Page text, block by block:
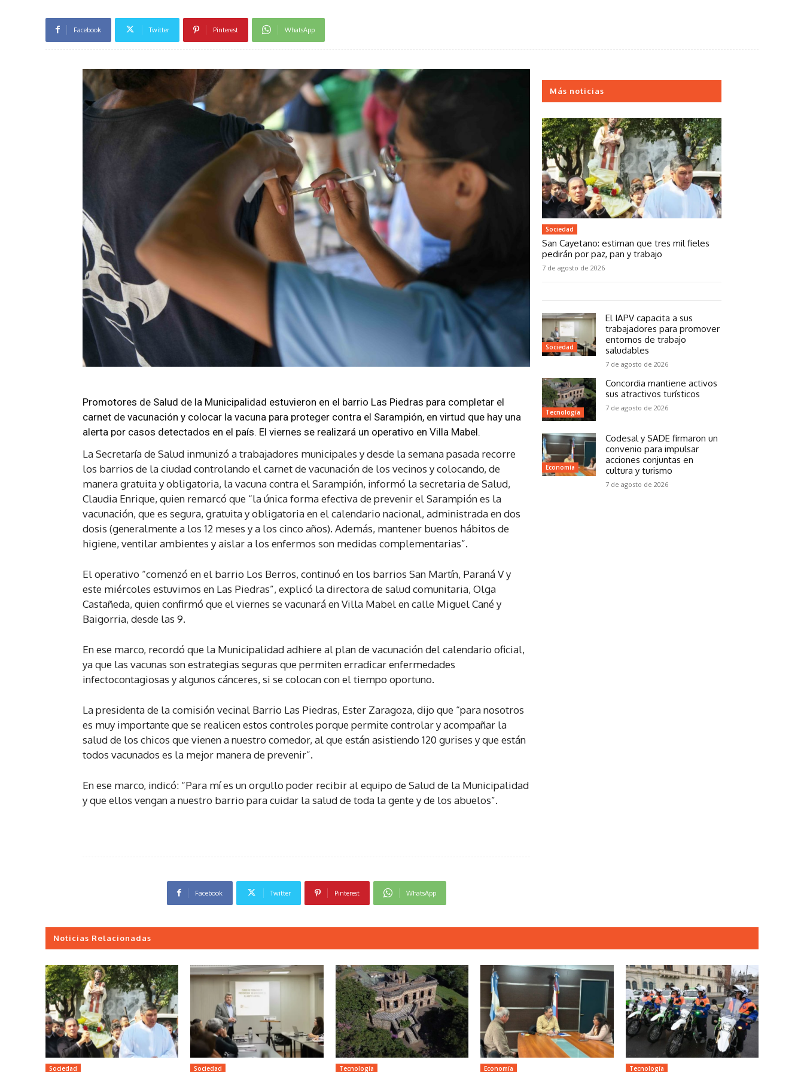
Facebook Twitter Pinterest WhatsApp
Promotores de Salud de la Municipalidad estuvieron en el barrio Las Piedras para completar el
carnet de vacunación y colocar la vacuna para proteger contra el Sarampión, en virtud que hay una
alerta por casos detectados en el país. El viernes se realizará un operativo en Villa Mabel.
La Secretaría de Salud inmunizó a trabajadores municipales y desde la semana pasada recorre
los barrios de la ciudad controlando el carnet de vacunación de los vecinos y colocando, de
manera gratuita y obligatoria, la vacuna contra el Sarampión, informó la secretaria de Salud,
Claudia Enrique, quien remarcó que “la única forma efectiva de prevenir el Sarampión es la
vacunación, que es segura, gratuita y obligatoria en el calendario nacional, administrada en dos
dosis (generalmente a los 12 meses y a los cinco años). Además, mantener buenos hábitos de
higiene, ventilar ambientes y aislar a los enfermos son medidas complementarias”.
El operativo “comenzó en el barrio Los Berros, continuó en los barrios San Martín, Paraná V y
este miércoles estuvimos en Las Piedras”, explicó la directora de salud comunitaria, Olga
Castañeda, quien confirmó que el viernes se vacunará en Villa Mabel en calle Miguel Cané y
Baigorria, desde las 9.
En ese marco, recordó que la Municipalidad adhiere al plan de vacunación del calendario oficial,
ya que las vacunas son estrategias seguras que permiten erradicar enfermedades
infectocontagiosas y algunos cánceres, si se colocan con el tiempo oportuno.
La presidenta de la comisión vecinal Barrio Las Piedras, Ester Zaragoza, dijo que “para nosotros
es muy importante que se realicen estos controles porque permite controlar y acompañar la
salud de los chicos que vienen a nuestro comedor, al que están asistiendo 120 gurises y que están
todos vacunados es la mejor manera de prevenir”.
En ese marco, indicó: “Para mí es un orgullo poder recibir al equipo de Salud de la Municipalidad
y que ellos vengan a nuestro barrio para cuidar la salud de toda la gente y de los abuelos”.
Facebook Twitter Pinterest WhatsApp
Más noticias
Sociedad
San Cayetano: estiman que tres mil fieles
pedirán por paz, pan y trabajo
7 de agosto de 2026
Sociedad
El IAPV capacita a sus
trabajadores para promover
entornos de trabajo
saludables
7 de agosto de 2026
Tecnología
Concordia mantiene activos
sus atractivos turísticos
7 de agosto de 2026
Economía
Codesal y SADE firmaron un
convenio para impulsar
acciones conjuntas en
cultura y turismo
7 de agosto de 2026
Noticias Relacionadas
Sociedad Sociedad Tecnología Economía Tecnología